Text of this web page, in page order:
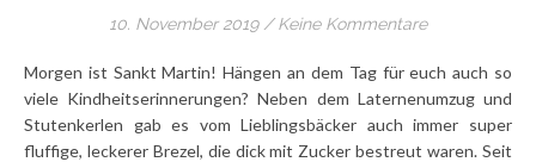
10. November 2019 / Keine Kommentare
Morgen ist Sankt Martin! Hängen an dem Tag für euch auch so
viele Kindheitserinnerungen? Neben dem Laternenumzug und
Stutenkerlen gab es vom Lieblingsbäcker auch immer super
fluffige, leckerer Brezel, die dick mit Zucker bestreut waren. Seit